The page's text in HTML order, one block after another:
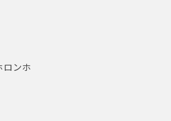
ロンホ